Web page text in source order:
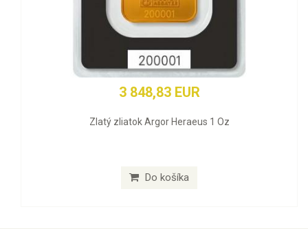
3 848,83 EUR
Zlatý zliatok Argor Heraeus 1 Oz
Do košíka